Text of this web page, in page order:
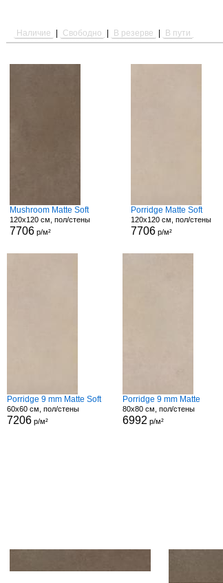
Наличие Свободно В резерве В пути
Mushroom Matte Soft
120x120 см, пол/стены
7706 р/м²
Porridge Matte Soft
120x120 см, пол/стены
7706 р/м²
Porridge 9 mm Matte Soft
60x60 см, пол/стены
7206 р/м²
Porridge 9 mm Matte
80x80 см, пол/стены
6992 р/м²